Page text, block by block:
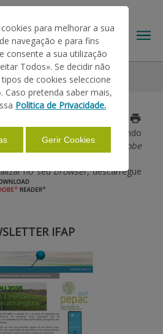
se em formato PDF, sendo
a instalação do
Adobe
no seubrowser, descarregue
IFAP
para melhorar a sua
navegação e para fins
consente a sua utilização
Todos». Se decidir não
de cookies seleccione
Caso pretenda saber mais,
Politica de Privacidade.
Gerir Cookies